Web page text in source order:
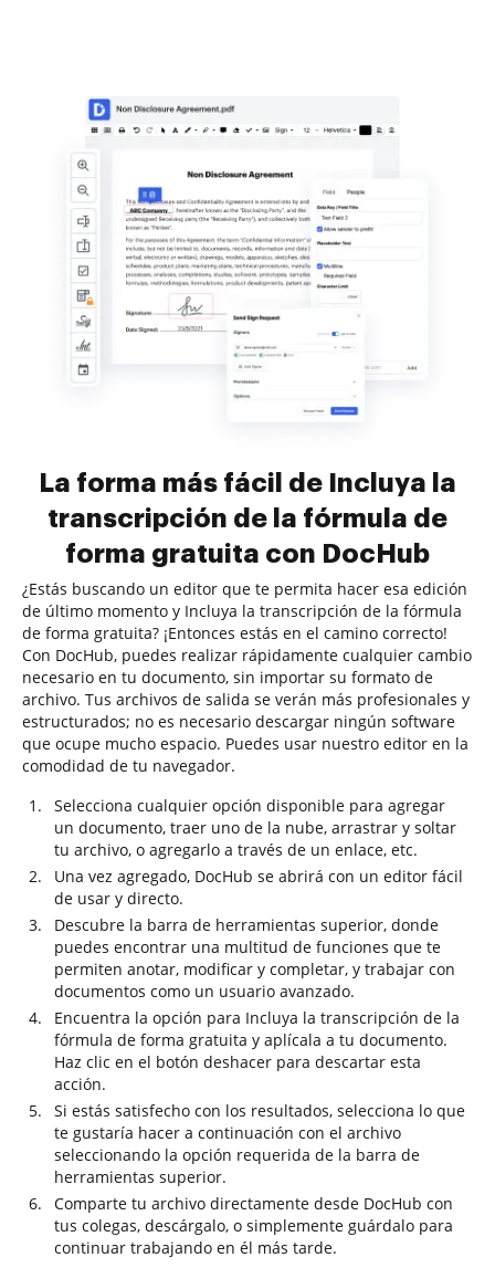
La forma más fácil de Incluya la
transcripción de la fórmula de
forma gratuita con DocHub
¿Estás buscando un editor que te permita hacer esa edición
de último momento y Incluya la transcripción de la fórmula
de forma gratuita? ¡Entonces estás en el camino correcto!
Con DocHub, puedes realizar rápidamente cualquier cambio
necesario en tu documento, sin importar su formato de
archivo. Tus archivos de salida se verán más profesionales y
estructurados; no es necesario descargar ningún software
que ocupe mucho espacio. Puedes usar nuestro editor en la
comodidad de tu navegador.
Selecciona cualquier opción disponible para agregar
un documento, traer uno de la nube, arrastrar y soltar
tu archivo, o agregarlo a través de un enlace, etc.
Una vez agregado, DocHub se abrirá con un editor fácil
de usar y directo.
Descubre la barra de herramientas superior, donde
puedes encontrar una multitud de funciones que te
permiten anotar, modificar y completar, y trabajar con
documentos como un usuario avanzado.
Encuentra la opción para Incluya la transcripción de la
fórmula de forma gratuita y aplícala a tu documento.
Haz clic en el botón deshacer para descartar esta
acción.
Si estás satisfecho con los resultados, selecciona lo que
te gustaría hacer a continuación con el archivo
seleccionando la opción requerida de la barra de
herramientas superior.
Comparte tu archivo directamente desde DocHub con
tus colegas, descárgalo, o simplemente guárdalo para
continuar trabajando en él más tarde.